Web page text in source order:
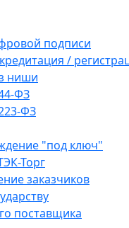
подписи
/
ниши
ФЗ
ФЗ
"под ключ"
Торг
заказчиков
поставщика